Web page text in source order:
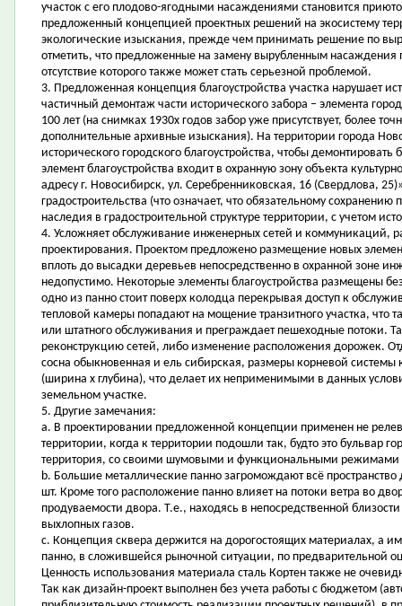
участок с его плодово-ягодными насаждениями становится
предложенный концепцией проектных решений на экосистему
экологические изыскания, прежде чем принимать решение по
отметить, что предложенные на замену вырубленным
отсутствие которого также может стать серьезной проблемой.
3. Предложенная концепция благоустройства участка нарушает
частичный демонтаж части исторического забора – элемента
100 лет (на снимках 1930х годов забор уже присутствует, более
дополнительные архивные изыскания). На территории города
исторического городского благоустройства, чтобы
элемент благоустройства входит в охранную зону объекта
адресу г. Новосибирск, ул. Серебренниковская, 16 (Свердлова,
градостроительства (что означает, что обязательному
наследия в градостроительной структуре территории, с учетом
4. Усложняет обслуживание инженерных сетей и коммуникаций,
проектирования. Проектом предложено размещение новых
вплоть до высадки деревьев непосредственно в охранной зоне
недопустимо. Некоторые элементы благоустройства размещены
одно из панно стоит поверх колодца перекрывая доступ к
тепловой камеры попадают на мощение транзитного участка, что
или штатного обслуживания и преграждает пешеходные потоки.
реконструкцию сетей, либо изменение расположения дорожек.
сосна обыкновенная и ель сибирская, размеры корневой
(ширина х глубина), что делает их неприменимыми в данных
земельном участке.
5. Другие замечания:
a. В проектировании предложенной концепции применен не
территории, когда к территории подошли так, будто это бульвар
территория, со своими шумовыми и функциональными режимами
b. Большие металлические панно загромождают всё
шт. Кроме того расположение панно влияет на потоки ветра во
продуваемости двора. Т.е., находясь в непосредственной
выхлопных газов.
c. Концепция сквера держится на дорогостоящих материалах, а
панно, в сложившейся рыночной ситуации, по предварительной
Ценность использования материала сталь Кортен также не
Так как дизайн-проект выполнен без учета работы с бюджетом